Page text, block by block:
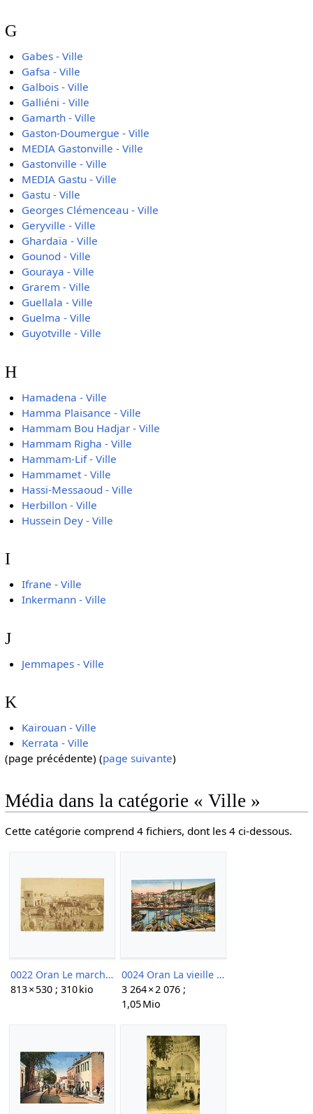
G
Gabes - Ville
Gafsa - Ville
Galbois - Ville
Galliéni - Ville
Gamarth - Ville
Gaston-Doumergue - Ville
MEDIA Gastonville - Ville
Gastonville - Ville
MEDIA Gastu - Ville
Gastu - Ville
Georges Clémenceau - Ville
Geryville - Ville
Ghardaïa - Ville
Gounod - Ville
Gouraya - Ville
Grarem - Ville
Guellala - Ville
Guelma - Ville
Guyotville - Ville
H
Hamadena - Ville
Hamma Plaisance - Ville
Hammam Bou Hadjar - Ville
Hammam Righa - Ville
Hammam-Lif - Ville
Hammamet - Ville
Hassi-Messaoud - Ville
Herbillon - Ville
Hussein Dey - Ville
I
Ifrane - Ville
Inkermann - Ville
J
Jemmapes - Ville
K
Kairouan - Ville
Kerrata - Ville
(page précédente) (page suivante)
Média dans la catégorie « Ville »
Cette catégorie comprend 4 fichiers, dont les 4 ci-dessous.
0022 Oran Le marché du village nègre.jpg
813 × 530 ; 310 kio
0024 Oran La vieille ville et sport nautique Oranais.jpg
3 264 × 2 076 ;
1,05 Mio